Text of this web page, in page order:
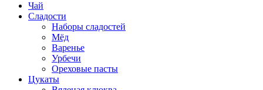
Чай
Сладости
Наборы сладостей
Мёд
Варенье
Урбечи
Ореховые пасты
Цукаты